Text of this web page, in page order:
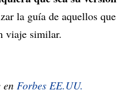
la guía de aquellos que
viaje similar.
en Forbes EE.UU.